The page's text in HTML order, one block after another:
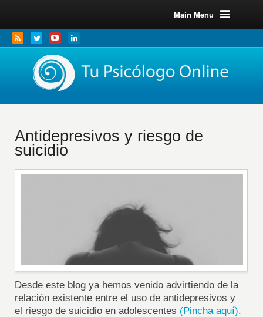
Main Menu
Antidepresivos y riesgo de
suicidio
Desde este blog ya hemos venido advirtiendo de la
relación existente entre el uso de antidepresivos y
el riesgo de suicidio en adolescentes (Pincha aquí).